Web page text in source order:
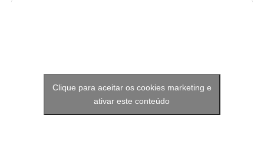
Clique para aceitar os cookies marketing e
ativar este conteúdo